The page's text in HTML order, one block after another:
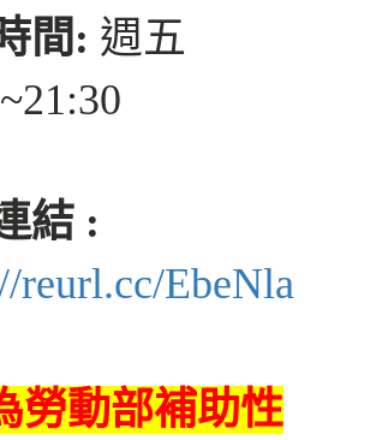
間: 週五
結 :
reurl.cc/EbeNla
勞動部補助性